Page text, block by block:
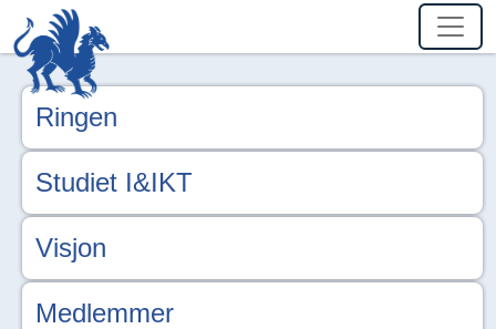
Ringen
Studiet I&IKT
Visjon
Medlemmer